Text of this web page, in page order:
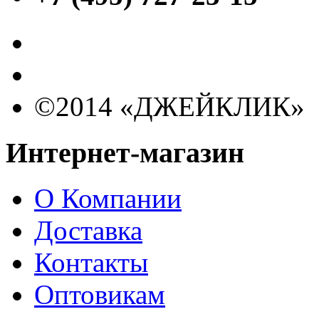
©2014 «ДЖЕЙКЛИК»
Интернет-магазин
О Компании
Доставка
Контакты
Оптовикам